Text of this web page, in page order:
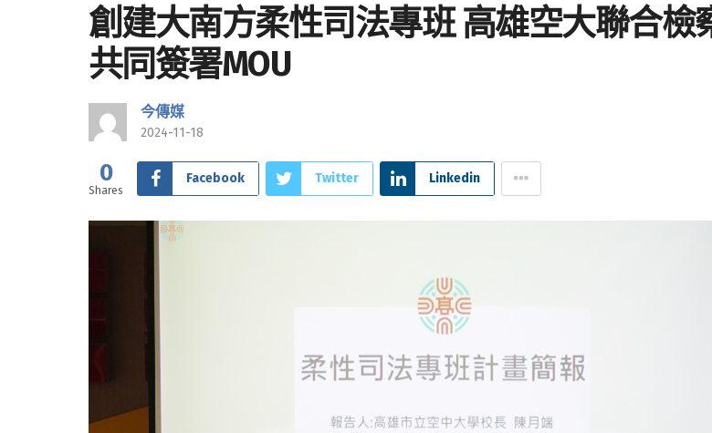
創建大南方柔性司法專班 高雄空大聯合
共同簽署MOU
今傳媒
2024-11-18
0
Shares
Facebook Twitter Linkedin